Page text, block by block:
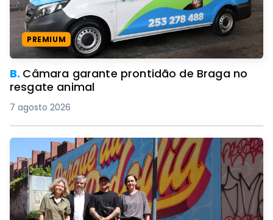
PREMIUM
B. Câmara garante prontidão de Braga no
resgate animal
7 agosto 2026